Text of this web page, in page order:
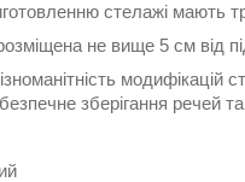
стелажі мають
не вище 5 см від
модифікацій
зберігання речей